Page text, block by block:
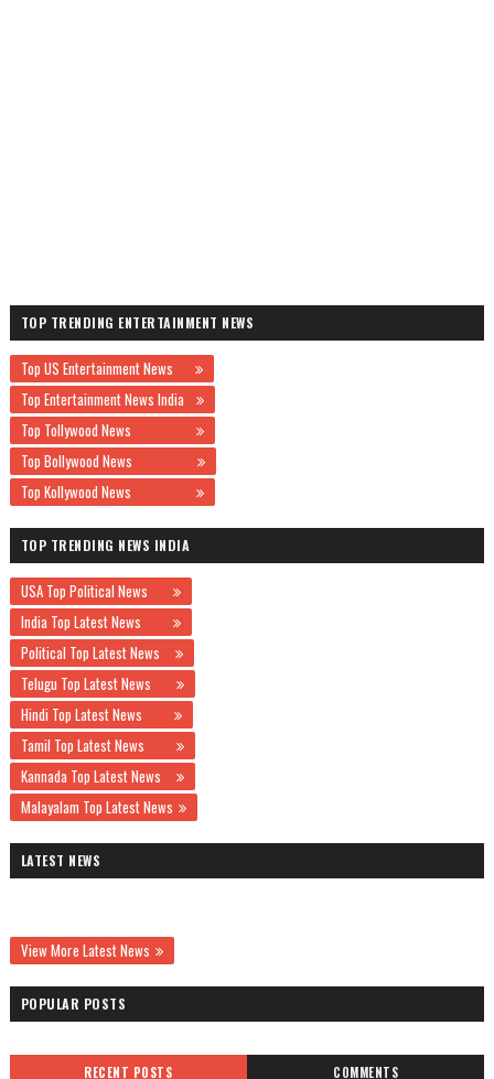
TOP TRENDING ENTERTAINMENT NEWS
Top US Entertainment News
Top Entertainment News India
Top Tollywood News
Top Bollywood News
Top Kollywood News
TOP TRENDING NEWS INDIA
USA Top Political News
India Top Latest News
Political Top Latest News
Telugu Top Latest News
Hindi Top Latest News
Tamil Top Latest News
Kannada Top Latest News
Malayalam Top Latest News
LATEST NEWS
View More Latest News
POPULAR POSTS
RECENT POSTS COMMENTS